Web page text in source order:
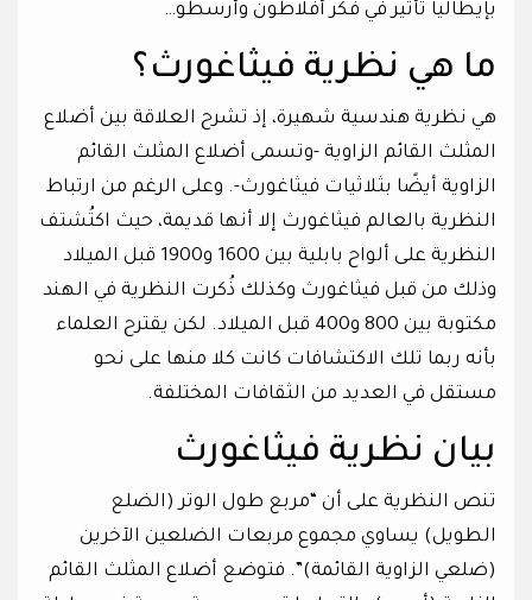
بإيطاليا تأثير في فكر أفلاطون وأرسطو…
ما هي نظرية فيثاغورث؟
هي نظرية هندسية شهيرة، إذ تشرح العلاقة بين أضلاع
المثلث القائم الزاوية -وتسمى أضلاع المثلث القائم
الزاوية أيضًا بثلاثيات فيثاغورث-. وعلى الرغم من ارتباط
النظرية بالعالم فيثاغورث إلا أنها قديمة، حيث اكتُشتف
النظرية على ألواح بابلية بين 1600 و1900 قبل الميلاد
وذلك من قبل فيثاغورث وكذلك ذُكرت النظرية في الهند
مكتوبة بين 800 و400 قبل الميلاد. لكن يقترح العلماء
بأنه ربما تلك الاكتشافات كانت كلا منها على نحو
مستقل في العديد من الثقافات المختلفة.
بيان نظرية فيثاغورث
تنص النظرية على أن “مربع طول الوتر (الضلع
الطويل) يساوي مجموع مربعات الضلعين الآخرين
(ضلعي الزاوية القائمة)”. فتوضع أضلاع المثلث القائم